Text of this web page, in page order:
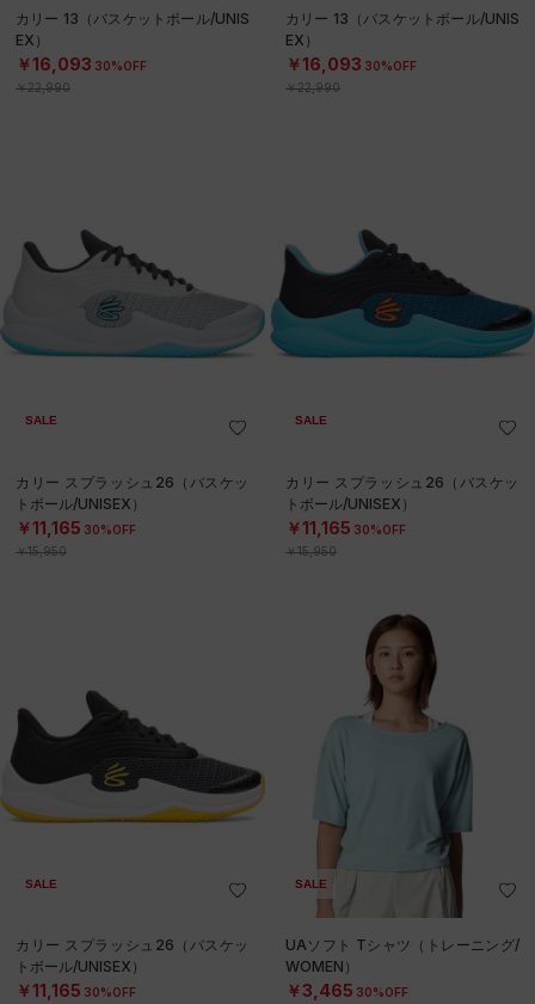
カリー 13（バスケットボール/UNIS
EX）
￥16,093 30%OFF
￥22,990
カリー 13（バスケットボール/UNIS
EX）
￥16,093 30%OFF
￥22,990
SALE
カリー スプラッシュ26（バスケッ
トボール/UNISEX）
￥11,165 30%OFF
￥15,950
SALE
カリー スプラッシュ26（バスケッ
トボール/UNISEX）
￥11,165 30%OFF
￥15,950
SALE
カリー スプラッシュ26（バスケッ
トボール/UNISEX）
￥11,165 30%OFF
SALE
UAソフト Tシャツ（トレーニング/
WOMEN）
￥3,465 30%OFF